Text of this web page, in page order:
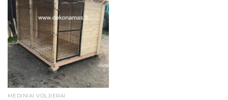
Mėgstamiausias
MEDINIAI VOLJIERAI